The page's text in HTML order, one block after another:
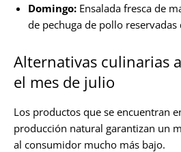
Domingo: Ensalada fresca de
de pechuga de pollo reservadas
Alternativas culinarias
el mes de julio
Los productos que se encuentran
producción natural garantizan un
al consumidor mucho más bajo.